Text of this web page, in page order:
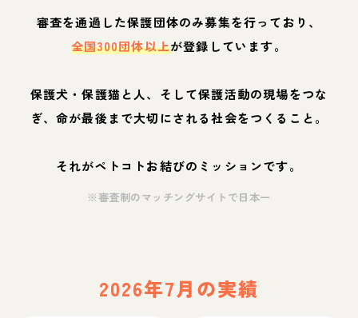
審査を通過した保護団体のみ募集を行っており、
全国300団体以上が登録しています。
保護犬・保護猫と人、そして保護活動の現場をつな
ぎ、命が最後まで大切にされる社会をつくること。
それがペトコトお結びのミッションです。
※審査制のマッチングサイトで日本一
2026年7月の実績